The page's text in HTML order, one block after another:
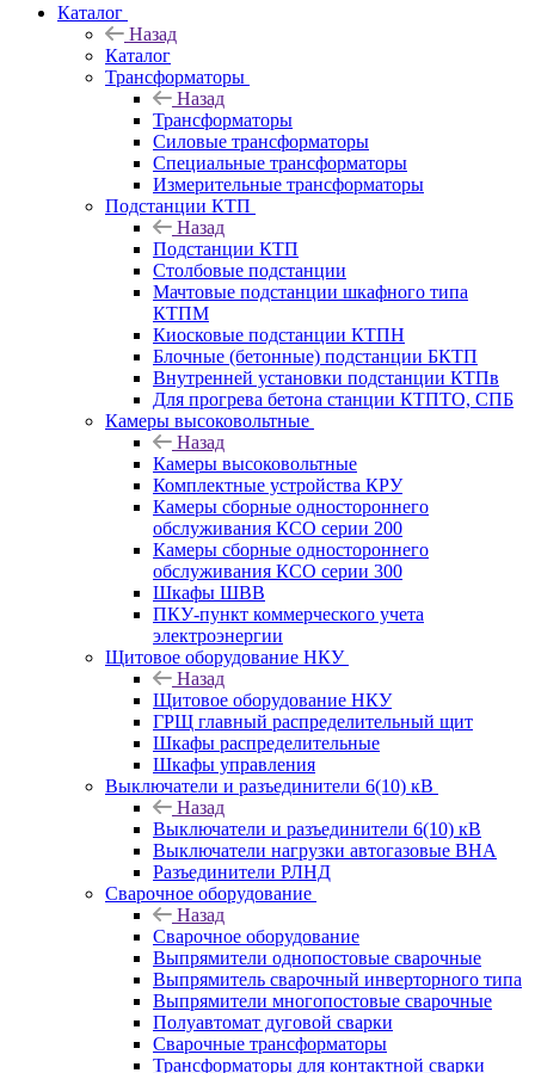
Каталог
Назад
Каталог
Трансформаторы
Назад
Трансформаторы
Силовые трансформаторы
Специальные трансформаторы
Измерительные трансформаторы
Подстанции КТП
Назад
Подстанции КТП
Столбовые подстанции
Мачтовые подстанции шкафного типа
КТПМ
Киосковые подстанции КТПН
Блочные (бетонные) подстанции БКТП
Внутренней установки подстанции КТПв
Для прогрева бетона станции КТПТО, СПБ
Камеры высоковольтные
Назад
Камеры высоковольтные
Комплектные устройства КРУ
Камеры сборные одностороннего
обслуживания КСО серии 200
Камеры сборные одностороннего
обслуживания КСО серии 300
Шкафы ШВВ
ПКУ-пункт коммерческого учета
электроэнергии
Щитовое оборудование НКУ
Назад
Щитовое оборудование НКУ
ГРЩ главный распределительный щит
Шкафы распределительные
Шкафы управления
Выключатели и разъединители 6(10) кВ
Назад
Выключатели и разъединители 6(10) кВ
Выключатели нагрузки автогазовые ВНА
Разъединители РЛНД
Сварочное оборудование
Назад
Сварочное оборудование
Выпрямители однопостовые сварочные
Выпрямитель сварочный инверторного типа
Выпрямители многопостовые сварочные
Полуавтомат дуговой сварки
Сварочные трансформаторы
Трансформаторы для контактной сварки